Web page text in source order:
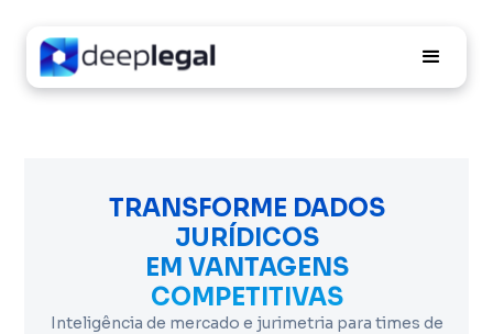
TRANSFORME DADOS
JURÍDICOS
EM VANTAGENS
COMPETITIVAS
Inteligência de mercado e jurimetria para times de